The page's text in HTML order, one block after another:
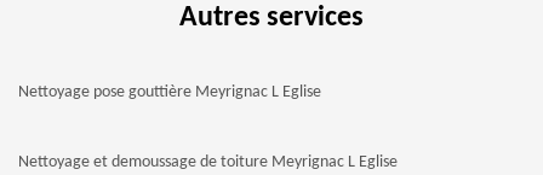
Autres services
Nettoyage pose gouttière Meyrignac L Eglise
Nettoyage et demoussage de toiture Meyrignac L Eglise